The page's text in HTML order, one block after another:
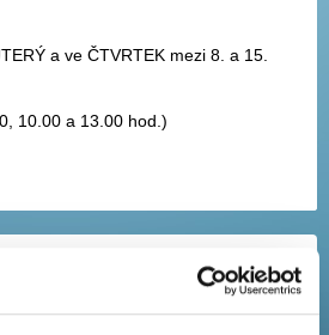
a ve ČTVRTEK mezi 8. a 15.
10.00 a 13.00 hod.)